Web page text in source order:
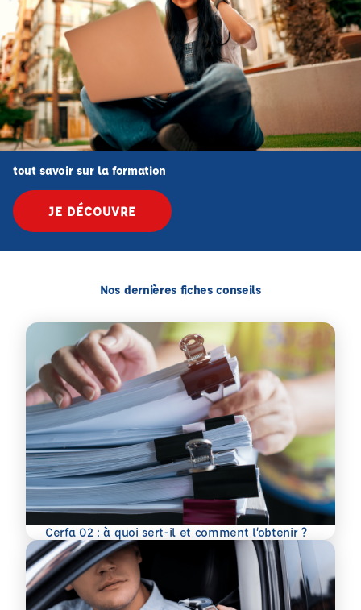
tout savoir sur la formation
JE DÉCOUVRE
Nos dernières fiches conseils
Cerfa 02 : à quoi sert-il et comment l’obtenir ?
En savoir plus